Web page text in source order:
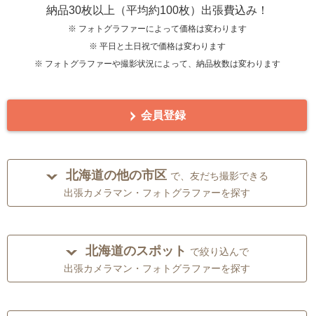
納品30枚以上（平均約100枚）出張費込み！
※ フォトグラファーによって価格は変わります
※ 平日と土日祝で価格は変わります
※ フォトグラファーや撮影状況によって、納品枚数は変わります
会員登録
北海道の他の市区 で、友だち撮影できる
出張カメラマン・フォトグラファーを探す
北海道のスポット で絞り込んで
出張カメラマン・フォトグラファーを探す